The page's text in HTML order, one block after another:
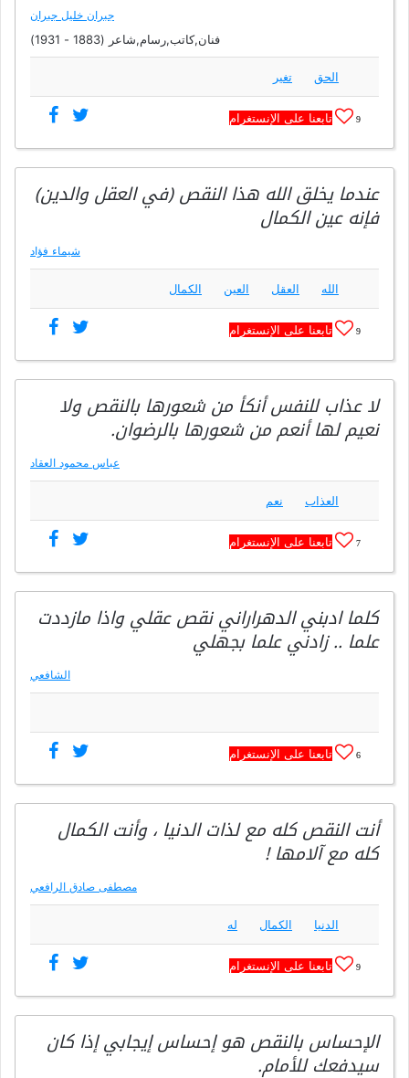
جبران خليل جبران
فنان,كاتب,رسام,شاعر (1883 - 1931)
الحق تغير
9 تابعنا على الإنستغرام
عندما يخلق الله هذا النقص (في العقل والدين)
فإنه عين الكمال
شيماء فؤاد
الله العقل العين الكمال
9 تابعنا على الإنستغرام
لا عذاب للنفس أنكأ من شعورها بالنقص ولا
نعيم لها أنعم من شعورها بالرضوان.
عباس محمود العقاد
العذاب نعم
7 تابعنا على الإنستغرام
كلما ادبني الدهراراني نقص عقلي واذا مازددت
علما .. زادني علما بجهلي
الشافعي
6 تابعنا على الإنستغرام
أنت النقص كله مع لذات الدنيا ، وأنت الكمال
كله مع آلامها !
مصطفى صادق الرافعي
الدنيا الكمال له
9 تابعنا على الإنستغرام
الإحساس بالنقص هو إحساس إيجابي إذا كان
سيدفعك للأمام.